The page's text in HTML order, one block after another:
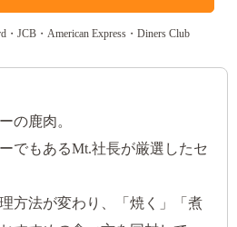
JCB・American Express・Diners Club
の鹿肉。
でもあるMt.社長が厳選したセ
方法が変わり、「焼く」「煮